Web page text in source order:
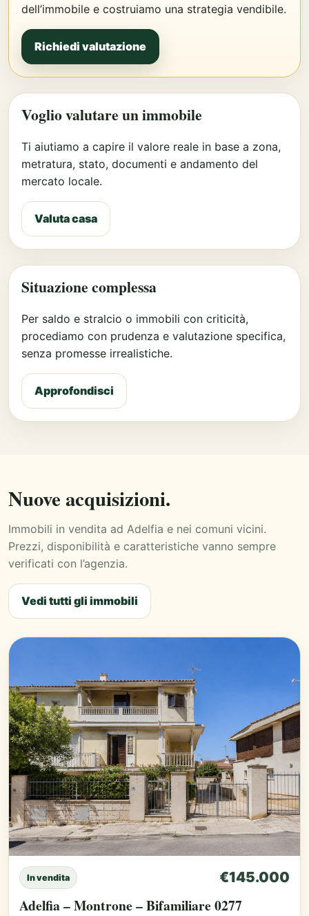
dell’immobile e costruiamo una strategia vendibile.
Richiedi valutazione
Voglio valutare un immobile
Ti aiutiamo a capire il valore reale in base a zona,
metratura, stato, documenti e andamento del
mercato locale.
Valuta casa
Situazione complessa
Per saldo e stralcio o immobili con criticità,
procediamo con prudenza e valutazione specifica,
senza promesse irrealistiche.
Approfondisci
Nuove acquisizioni.
Immobili in vendita ad Adelfia e nei comuni vicini.
Prezzi, disponibilità e caratteristiche vanno sempre
verificati con l’agenzia.
Vedi tutti gli immobili
In vendita €145.000
Adelfia – Montrone – Bifamiliare 0277